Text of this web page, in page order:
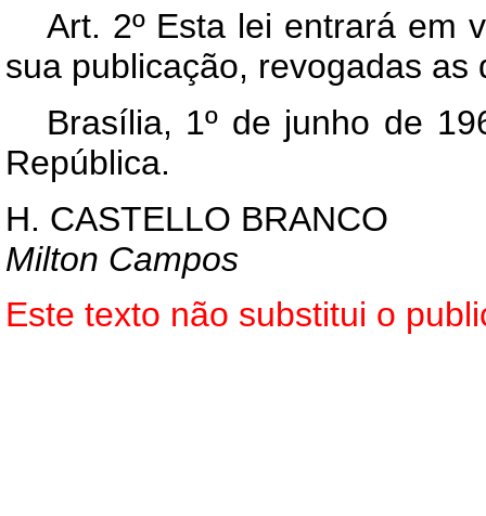
Art. 2º Esta lei entrará em
sua publicação, revogadas
Brasília, 1º de junho de
República.
H. CASTELLO BRANCO
Milton Campos
Este texto não substitui o